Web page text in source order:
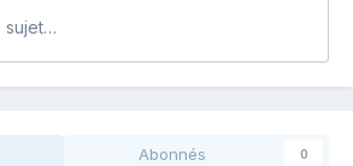
sujet…
Abonnés 0